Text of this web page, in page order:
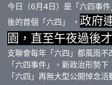
今日（6月4日）是「六四事
後的首個「六四」 ， 政府
園，直至午夜過後
支聯會每年「六四」都風雨
「六四事件」，新政治形勢
「六四」再無大型公開悼念活